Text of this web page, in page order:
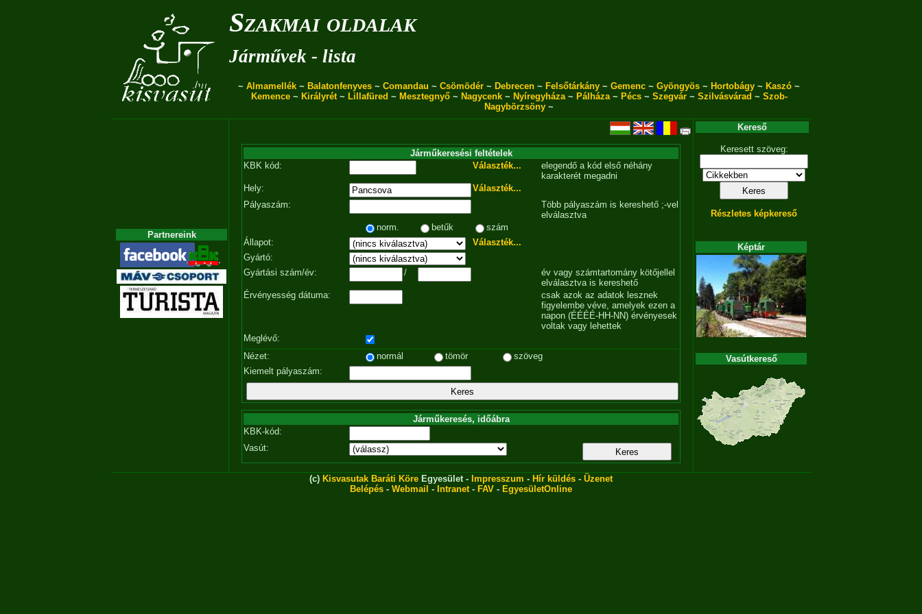
Szakmai oldalak
Járművek - lista
~ Almamellék ~ Balatonfenyves ~ Comandau ~ Csömödér ~ Debrecen ~ Felsőtárkány ~ Gemenc ~ Gyöngyös ~ Hortobágy ~ Kaszó ~
Kemence~ Királyrét~ Lillafüred ~ Mesztegnyő~ Nagycenk~ Nyíregyháza~ Pálháza~ Pécs~ Szegvár~ Szilvásvárad ~ Szob-
Nagybörzsöny ~
Partnereink
Járműkeresési feltételek
KBK kód:
Választék...
elegendő a kód első néhány
karakterét megadni
Hely:
Választék...
Pályaszám:
Több pályaszám is kereshető ;-vel
elválasztva
norm.
betűk
szám
Állapot:
Választék...
Gyártó:
Gyártási szám/év:
/
év vagy számtartomány kötőjellel
elválasztva is kereshető
Érvényesség dátuma:
csak azok az adatok lesznek
figyelembe véve, amelyek ezen a
napon (ÉÉÉÉ-HH-NN) érvényesek
voltak vagy lehettek
Meglévő:
Nézet:
normál tömör
szöveg
Kiemelt pályaszám:
Járműkeresés, időábra
KBK-kód:
Vasút:
Kereső
Keresett szöveg:
Részletes képkereső
Képtár
Vasútkereső
(c) Kisvasutak Baráti Köre Egyesület - Impresszum - Hír küldés - Üzenet
Belépés - Webmail - Intranet- FAV - EgyesületOnline